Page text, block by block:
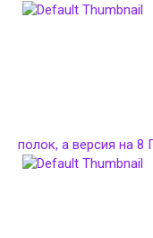
полок, а версия на 8